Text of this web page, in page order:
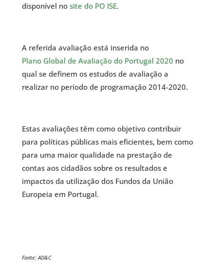
disponível no site do PO ISE.
A referida avaliação está inserida no
Plano Global de Avaliação do Portugal 2020 no
qual se definem os estudos de avaliação a
realizar no período de programação 2014-2020.
Estas avaliações têm como objetivo contribuir
para políticas públicas mais eficientes, bem como
para uma maior qualidade na prestação de
contas aos cidadãos sobre os resultados e
impactos da utilização dos Fundos da União
Europeia em Portugal.
Fonte: AD&C